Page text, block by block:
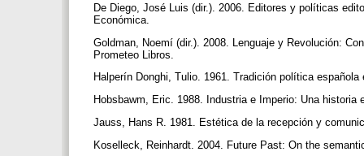
De Diego, José Luis (dir.). 2006. Editores y políticas
Económica.
Goldman, Noemí (dir.). 2008. Lenguaje y Revolución:
Prometeo Libros.
Halperín Donghi, Tulio. 1961. Tradición política
Hobsbawm, Eric. 1988. Industria e Imperio: Una
Jauss, Hans R. 1981. Estética de la recepción y
Koselleck, Reinhardt. 2004. Future Past: On the